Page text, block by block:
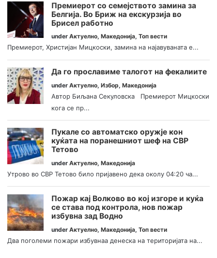
Премиерот со семејството замина за
Белгија. Во Бриж на екскурзија во
Брисел работно
under Актуелно, Македонија, Топ вести
Премиерот, Христијан Мицкоски, замина на најавуваната е...
Да го прославиме талогот на фекалиите
under Актуелно, Избор, Македонија
Автор Биљана Секуловска Премиерот Мицкоски
кога се пр...
Пукале со автоматско оружје кон
куќата на поранешниот шеф на СВР
Тетово
under Актуелно, Македонија
Утрово во СВР Тетово било пријавено дека околу 04:20 ча...
Пожар кај Волково во кој изгоре и куќа
се става под контрола, нов пожар
избувна зад Водно
under Актуелно, Македонија, Топ вести
Два поголеми пожари избувнаа денеска на територијата на...